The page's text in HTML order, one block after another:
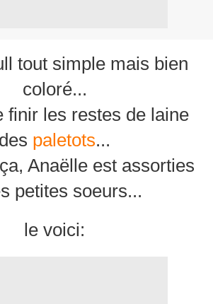
tout simple mais bien
coloré...
finir les restes de laine
des paletots...
Anaëlle est assorties
petites soeurs...
le voici: